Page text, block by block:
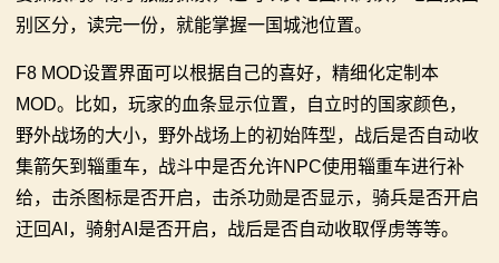
别区分，读完一份，就能掌握一国城池位置。
F8 MOD设置界面可以根据自己的喜好，精细化定制本
MOD。比如，玩家的血条显示位置，自立时的国家颜色，
野外战场的大小，野外战场上的初始阵型，战后是否自动收
集箭矢到辎重车，战斗中是否允许NPC使用辎重车进行补
给，击杀图标是否开启，击杀功勋是否显示，骑兵是否开启
迂回AI，骑射AI是否开启，战后是否自动收取俘虏等等。